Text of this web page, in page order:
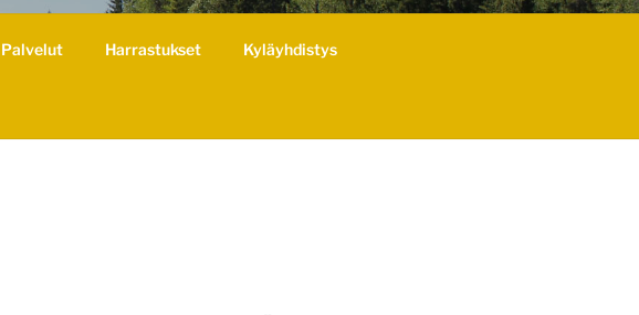
Palvelut Harrastukset Kyläyhdistys